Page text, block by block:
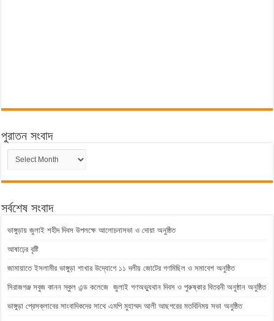
পুরাতন সংবাদ
পুরাতন
সংবাদ
সর্বশেষ সংবাদ
ভাঙ্গুড়ায় জুলাই শহীদ দিবস উপলক্ষে আলোচনাসভা ও দোয়া অনুষ্ঠিত
আষাঢ়ের বৃষ্টি
জামায়াতে ইসলামীর ভাঙ্গুড়া শাখার উদ্যোগে ১১ দলীয় জোটের গণমিছিল ও সমাবেশ অনুষ্ঠিত
সিরাজগঞ্জ সবুজ কানন স্কুল এন্ড কলেজে জুলাই গণঅভ্যুথান দিবস ও পুরুষ্কার বিতরনী অনুষ্ঠান অনুষ্ঠিত
ভাঙ্গুড়া প্রেসক্লাবের সাংবাদিকদের সাথে এমপি মুহাম্মদ আলী আছগরের মতবিনিময় সভা অনুষ্ঠিত